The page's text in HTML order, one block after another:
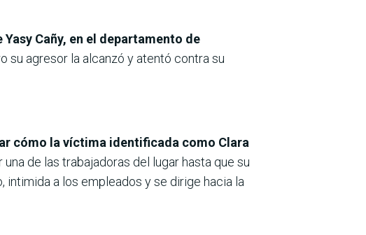
Cañy, en el departamento de
su agresor la alcanzó y atentó contra su
cómo la víctima identificada como Clara
de las trabajadoras del lugar hasta que su
intimida a los empleados y se dirige hacia la